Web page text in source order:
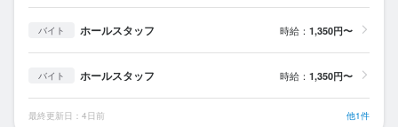
バイト ホールスタッフ 時給： 1,350円〜
バイト ホールスタッフ 時給： 1,350円〜
最終更新日：4日前 他1件